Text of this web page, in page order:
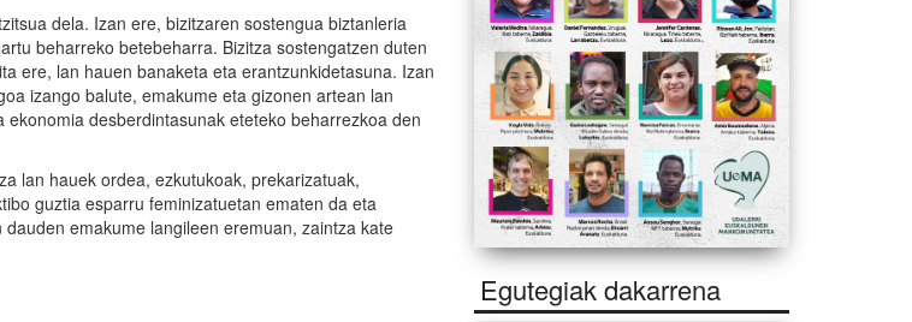
dela. Izan ere, bizitzaren sostengua biztanleria
beharreko betebeharra. Bizitza sostengatzen duten
ere, lan hauen banaketa eta erantzunkidetasuna. Izan
izango balute, emakume eta gizonen artean lan
desberdintasunak eteteko beharrezkoa den
lan hauek ordea, ezkutukoak, prekarizatuak,
guztia esparru feminizatuetan ematen da eta
emakume langileen eremuan, zaintza kate
Egutegiak dakarrena